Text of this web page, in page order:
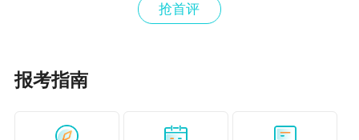
CMA每科考试合格成绩都是360分，每科满分是5
抢首评
报考指南